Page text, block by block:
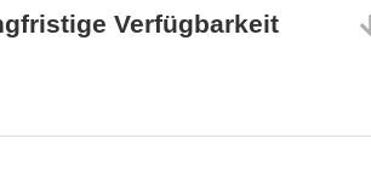
Verfügbarkeit